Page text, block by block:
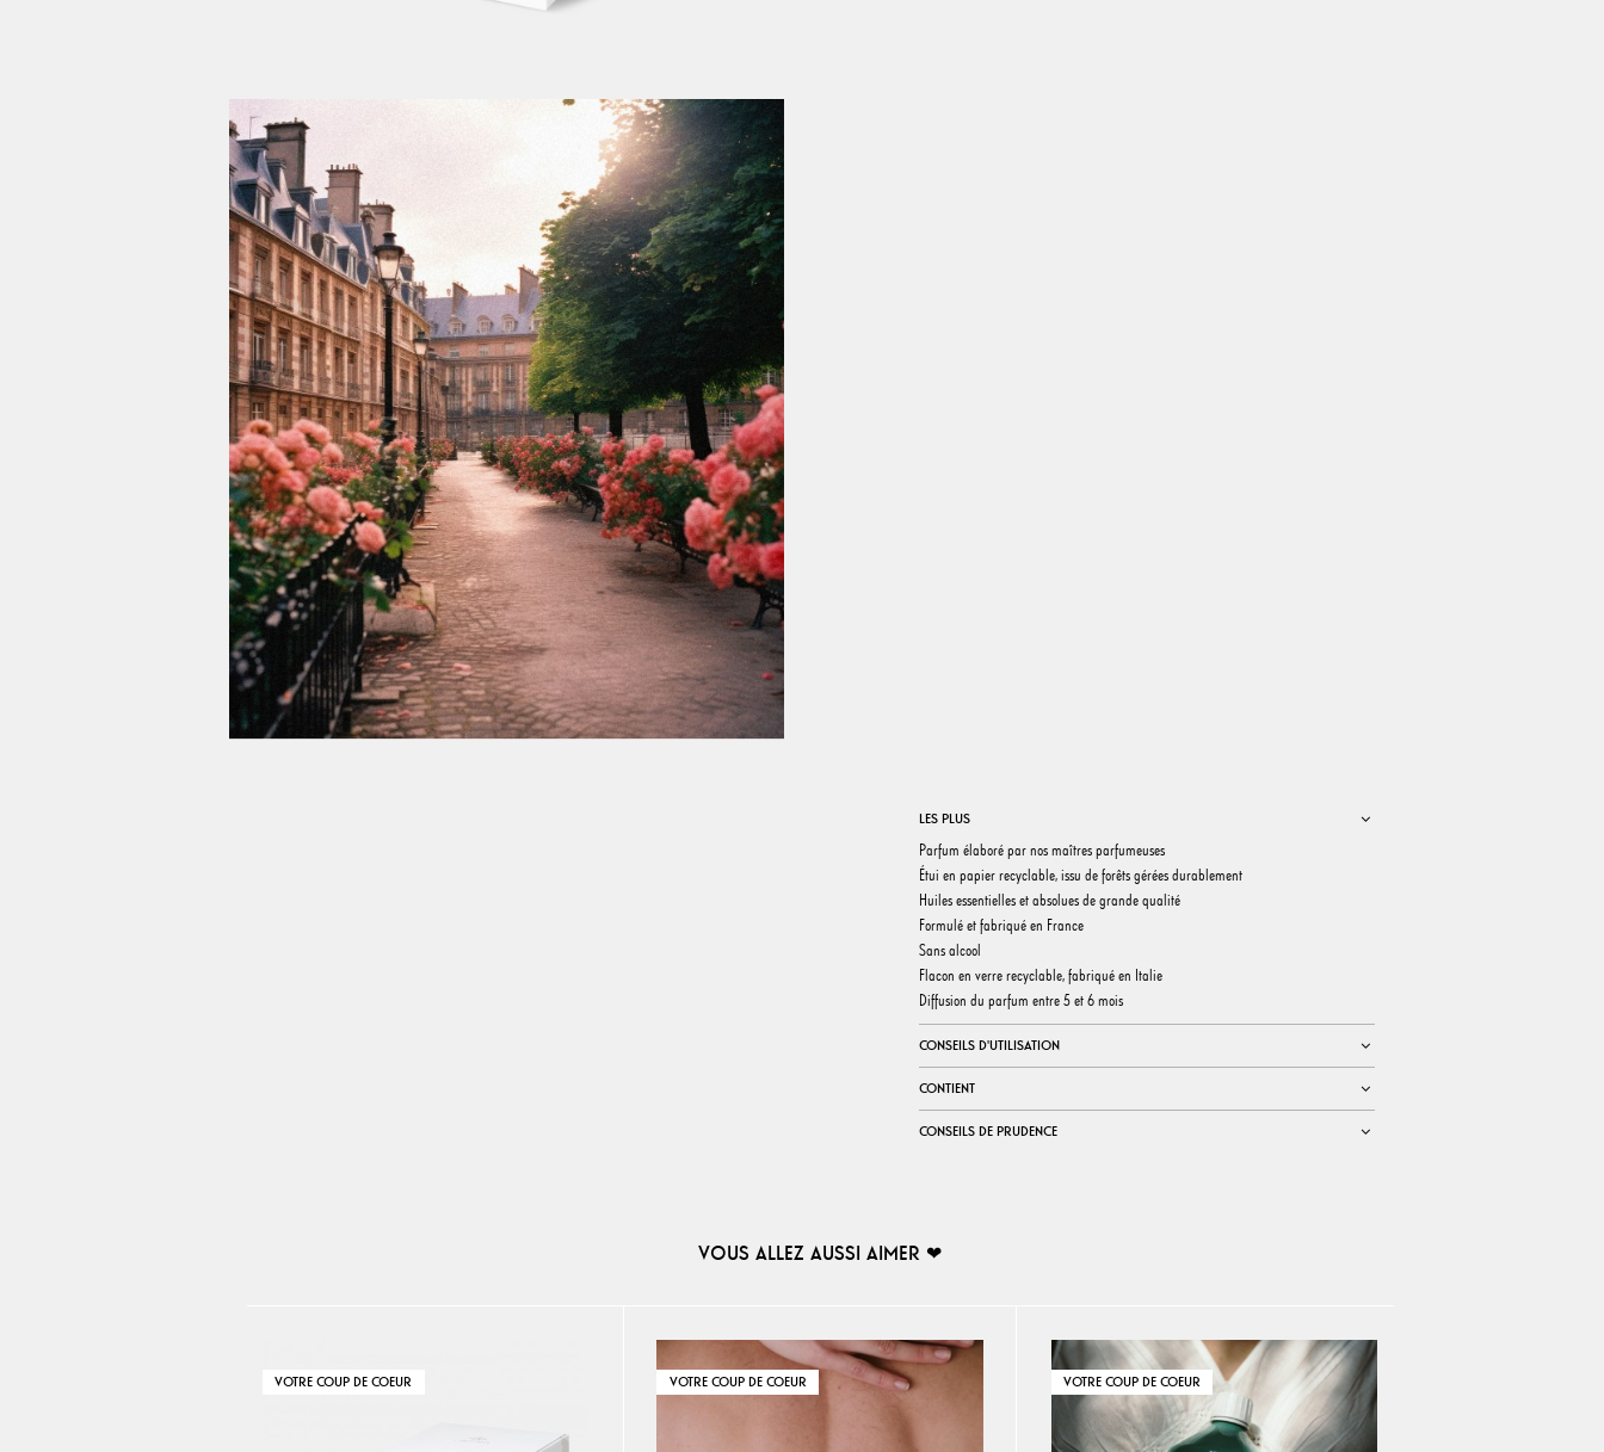
LES PLUS
Parfum élaboré par nos maîtres parfumeuses
Étui en papier recyclable, issu de forêts gérées durablement
Huiles essentielles et absolues de grande qualité
Formulé et fabriqué en France
Sans alcool
Flacon en verre recyclable, fabriqué en Italie
Diffusion du parfum entre 5 et 6 mois
CONSEILS D'UTILISATION
CONTIENT
CONSEILS DE PRUDENCE
VOUS ALLEZ AUSSI AIMER ❤︎
VOTRE COUP DE COEUR VOTRE COUP DE COEUR VOTRE COUP DE COEUR